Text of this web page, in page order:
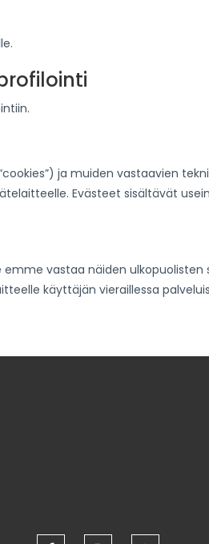
ja muiden vastaavien
Evästeet sisältävät
vastaa näiden
käyttäjän vieraillessa